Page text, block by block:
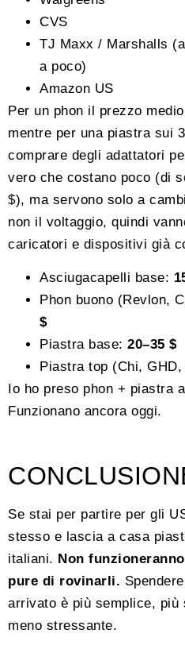
CVS
TJ Maxx / Marshalls
a poco)
Amazon US
Per un phon il prezzo
mentre per una piastra sui
comprare degli adattatori
vero che costano poco (di
$), ma servono solo a
non il voltaggio, quindi
caricatori e dispositivi già
Asciugacapelli base:
Phon buono (Revlon,
$
Piastra base: 20–35 $
Piastra top (Chi,
Io ho preso phon + piastra
Funzionano ancora oggi.
Se stai per partire per gli
stesso e lascia a casa
italiani. Non
pure di rovinarli.
arrivato è più semplice, più
meno stressante.